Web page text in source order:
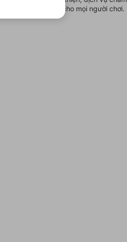
nghiệm tuyệt vời cho mọi người chơi.
部サービ
にお進み
部サービ
にお進み